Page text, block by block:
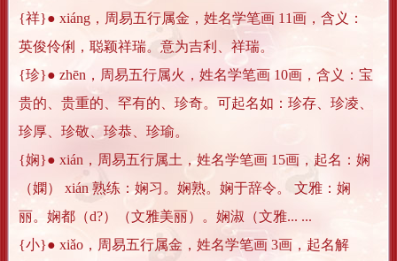
{祥}● xiáng，周易五行属金，姓名学笔画 11画，含义：
英俊伶俐，聪颖祥瑞。意为吉利、祥瑞。
{珍}● zhēn，周易五行属火，姓名学笔画 10画，含义：宝
贵的、贵重的、罕有的、珍奇。可起名如：珍存、珍凌、
珍厚、珍敬、珍恭、珍瑜。
{娴}● xián，周易五行属土，姓名学笔画 15画，起名：娴
（嫻） xián 熟练：娴习。娴熟。娴于辞令。 文雅：娴
丽。娴都（d?）（文雅美丽）。娴淑（文雅... ...
{小}● xiǎo，周易五行属金，姓名学笔画 3画，起名解